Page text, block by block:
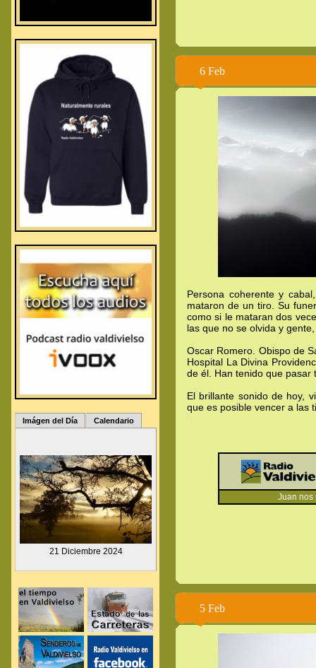
Imágen del Día Calendario
.
21 Diciembre 2024
6 Feb
Persona coherente y
mataron de un tiro. Su
como si le mataran dos
las que no se olvida y
Oscar Romero. Obispo de
Hospital La Divina
de él. Han tenido que
El brillante sonido de hoy,
que es posible vencer a las
.
.
Juan nos
5 Feb